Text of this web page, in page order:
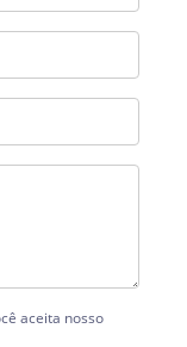
aceita nosso